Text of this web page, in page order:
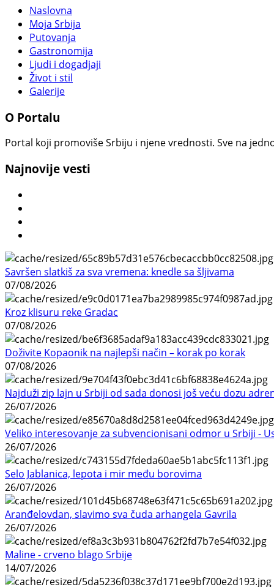
Naslovna
Moja Srbija
Putovanja
Gastronomija
Ljudi i dogadjaji
Život i stil
Galerije
O Portalu
Portal koji promoviše Srbiju i njene vrednosti. Sve na
Najnovije vesti
Savršen slatkiš za sva vremena: knedle sa šljivama
07/08/2026
Kroz klisuru reke Gradac
07/08/2026
Doživite Kopaonik na najlepši način – korak po korak
07/08/2026
Najduži zip lajn u Srbiji od sada donosi još veću dozu
26/07/2026
Veliko interesovanje za subvencionisani odmor u Srbiji -
26/07/2026
Selo Jablanica, lepota i mir među borovima
26/07/2026
Aranđelovdan, slavimo sva čuda arhangela Gavrila
26/07/2026
Maline - crveno blago Srbije
14/07/2026